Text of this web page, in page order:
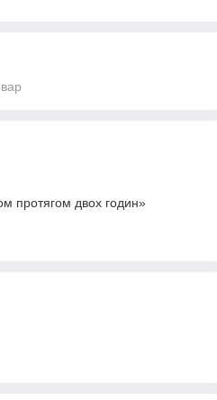
протягом двох годин»